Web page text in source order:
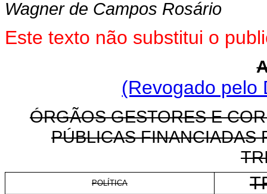
Wagner de Campos Rosário
Este texto não substitui o
(Revogado pelo
ÓRGÃOS GESTORES E
PÚBLICAS FINANCIADAS
POLÍTICA